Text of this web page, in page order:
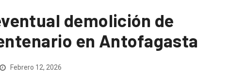
demolición de
en Antofagasta
Febrero 12, 2026